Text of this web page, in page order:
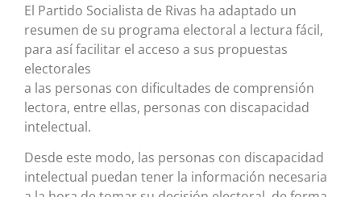
El Partido Socialista de Rivas ha adaptado un
resumen de su programa electoral a lectura fácil,
para así facilitar el acceso a sus propuestas
electorales
a las personas con dificultades de comprensión
lectora, entre ellas, personas con discapacidad
intelectual.
Desde este modo, las personas con discapacidad
intelectual puedan tener la información necesaria